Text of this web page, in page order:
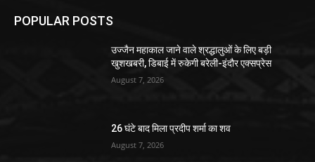
POPULAR POSTS
उज्जैन महाकाल जाने वाले श्रद्धालुओं के लिए बड़ी
खुशखबरी, डिबाई में रुकेगी बरेली-इंदौर एक्सप्रेस
August 7, 2026
26 घंटे बाद मिला प्रदीप शर्मा का शव
August 7, 2026